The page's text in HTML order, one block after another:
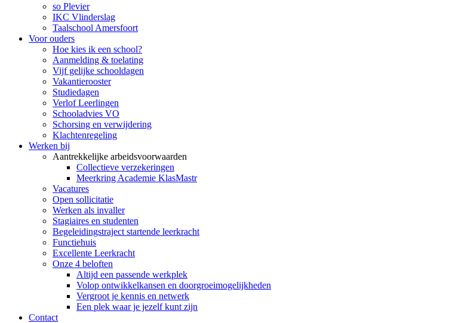
so Plevier
IKC Vlinderslag
Taalschool Amersfoort
Voor ouders
Hoe kies ik een school?
Aanmelding & toelating
Vijf gelijke schooldagen
Vakantierooster
Studiedagen
Verlof Leerlingen
Schooladvies VO
Schorsing en verwijdering
Klachtenregeling
Werken bij
Aantrekkelijke arbeidsvoorwaarden
Collectieve verzekeringen
Meerkring Academie KlasMastr
Vacatures
Open sollicitatie
Werken als invaller
Stagiaires en studenten
Begeleidingstraject startende leerkracht
Functiehuis
Excellente Leerkracht
Onze 4 beloften
Altijd een passende werkplek
Volop ontwikkelkansen en doorgroeimogelijkheden
Vergroot je kennis en netwerk
Een plek waar je jezelf kunt zijn
Contact